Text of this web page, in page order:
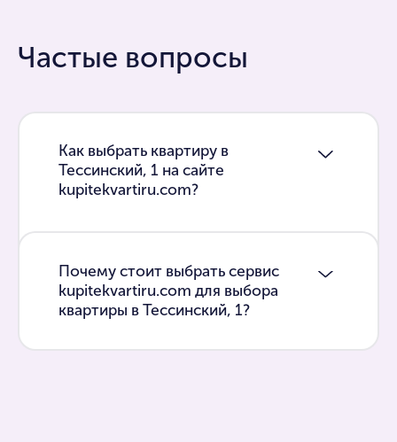
Частые вопросы
Как выбрать квартиру в
Тессинский, 1 на сайте
kupitekvartiru.com?
Почему стоит выбрать сервис
kupitekvartiru.com для выбора
квартиры в Тессинский, 1?